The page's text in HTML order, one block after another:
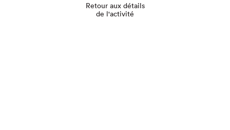
Retour aux détails
de l'activité